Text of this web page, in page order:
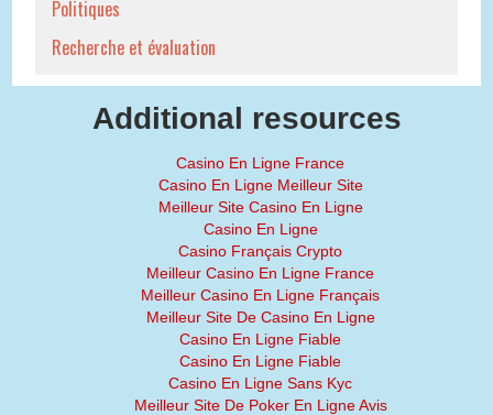
Politiques
Recherche et évaluation
Additional resources
Casino En Ligne France
Casino En Ligne Meilleur Site
Meilleur Site Casino En Ligne
Casino En Ligne
Casino Français Crypto
Meilleur Casino En Ligne France
Meilleur Casino En Ligne Français
Meilleur Site De Casino En Ligne
Casino En Ligne Fiable
Casino En Ligne Fiable
Casino En Ligne Sans Kyc
Meilleur Site De Poker En Ligne Avis